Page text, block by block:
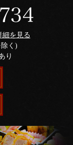
細を見る
く)
り